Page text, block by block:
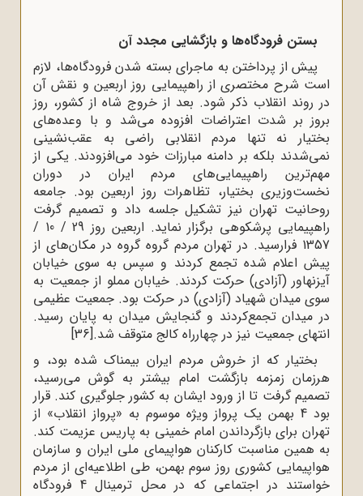
بستن فرودگاه‌ها و بازگشایی مجدد آن
پیش از پرداختن به ماجرای بسته شدن فرودگاه‌ها، لازم
است شرح مختصری از راهپیمایی روز اربعین و نقش آن
در روند انقلاب ذکر شود. بعد از خروج شاه از کشور، روز
بروز بر شدت اعتراضات افزوده می‌شد و با وعده‌های
بختیار نه ‌تنها مردم انقلابی راضی به عقب‌نشینی
نمی‌شدند بلکه بر دامنه مبارزات خود می‌افزودند. یکی از
مهم‌ترین راهپیمایی‌های مردم ایران در دوران
نخست‌وزیری بختیار، تظاهرات روز اربعین بود. جامعه‌‌
روحانیت‌ تهران‌ نیز تشکیل‌ جلسه‌ داد و تصمیم‌ گرفت‌
راهپیمایی‌ پرشکوهی ‌برگزار نماید. اربعین‌ روز 29 / 10 /
1357 فرارسید. در تهران‌ مردم‌ گروه‌‌ گروه‌ در مکان‌های‌ از
پیش اعلام‌ شده‌ تجمع‌ کردند و سپس‌ به‌ سوی‌ خیابان‌
آیزنهاور (آزادی‌) حرکت‌ کردند. خیابان‌ مملو از جمعیت‌ به‌
سوی‌ میدان‌ شهیاد (آزادی‌) در حرکت‌ بود. جمعیت‌ عظیمی‌
در میدان‌ تجمع‌کردند و گنجایش‌ میدان‌ به‌ پایان‌ رسید.
انتهای‌ جمعیت‌ نیز در چهارراه‌ کالج‌ متوقف ‌شد.[36]
بختیار که از خروش مردم ایران بیمناک شده بود، و
هرزمان زمزمه بازگشت امام بیشتر به گوش می‌رسید،
تصمیم گرفت تا از ورود ایشان به کشور جلوگیری کند. قرار
بود 4 بهمن یک پرواز ویژه موسوم به «پرواز انقلاب» از
تهران برای بازگرداندن امام خمینی به پاریس عزیمت کند.
به همین مناسبت کارکنان هواپیمای ملی ایران و سازمان
هواپیمایی کشوری روز سوم بهمن، طی اطلاعیه‌ای از مردم
خواستند در اجتماعی که در محل ترمینال 4 فرودگاه